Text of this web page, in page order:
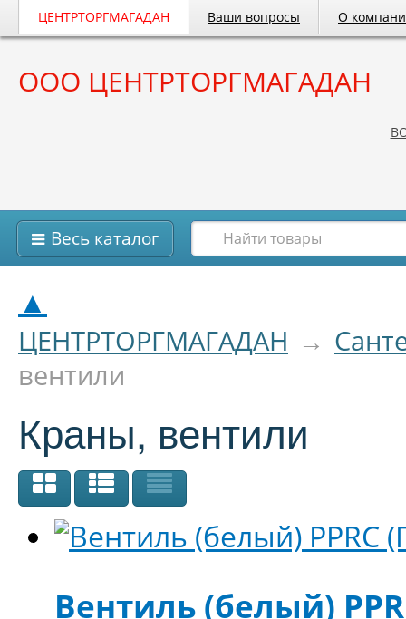
ЦЕНТРТОРГМАГАДАН Ваши вопросы О
ООО ЦЕНТРТОРГМАГАДАН
Весь каталог
▲
ЦЕНТРТОРГМАГАДАН →
вентили
Краны, вентили
Вентиль (белый)